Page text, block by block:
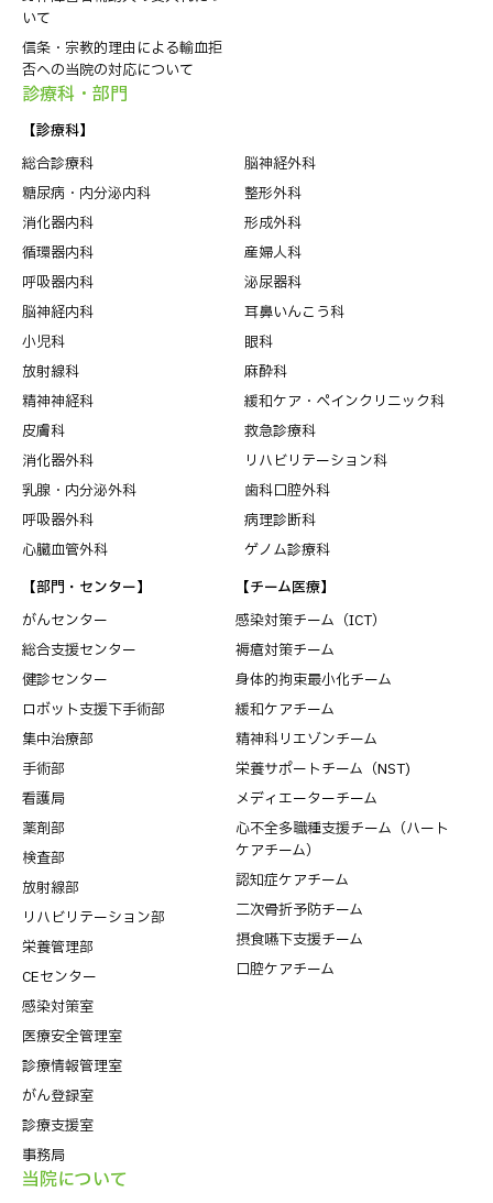
いて
信条・宗教的理由による輸血拒
否への当院の対応について
診療科・部⾨
【診療科】
総合診療科
糖尿病・内分泌内科
消化器内科
循環器内科
呼吸器内科
脳神経内科
小児科
放射線科
精神神経科
皮膚科
消化器外科
乳腺・内分泌外科
呼吸器外科
心臓血管外科
脳神経外科
整形外科
形成外科
産婦人科
泌尿器科
耳鼻いんこう科
眼科
麻酔科
緩和ケア・ペインクリニック科
救急診療科
リハビリテーション科
歯科口腔外科
病理診断科
ゲノム診療科
【部門・センター】
がんセンター
総合支援センター
健診センター
ロボット支援下手術部
集中治療部
手術部
看護局
薬剤部
検査部
放射線部
リハビリテーション部
栄養管理部
CEセンター
感染対策室
医療安全管理室
診療情報管理室
がん登録室
診療支援室
事務局
【チーム医療】
感染対策チーム（ICT）
褥瘡対策チーム
身体的拘束最小化チーム
緩和ケアチーム
精神科リエゾンチーム
栄養サポートチーム（NST)
メディエーターチーム
心不全多職種支援チーム（ハート
ケアチーム）
認知症ケアチーム
二次骨折予防チーム
摂食嚥下支援チーム
口腔ケアチーム
当院について